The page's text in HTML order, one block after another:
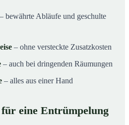
– bewährte Abläufe und geschulte
– ohne versteckte Zusatzkosten
– auch bei dringenden Räumungen
– alles aus einer Hand
für eine Entrümpelung